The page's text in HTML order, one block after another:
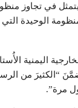
في تجاوز
الوحيدة التي
اليمنية
“الكثيرَ من
مرة”.